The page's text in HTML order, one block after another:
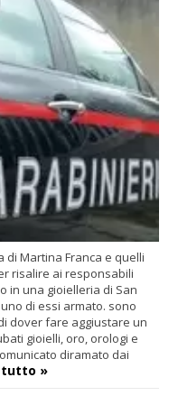
di Martina Franca e quelli
risalire ai responsabili
in una gioielleria di San
di essi armato. sono
dover fare aggiustare un
gioielli, oro, orologi e
diramato dai
tutto »